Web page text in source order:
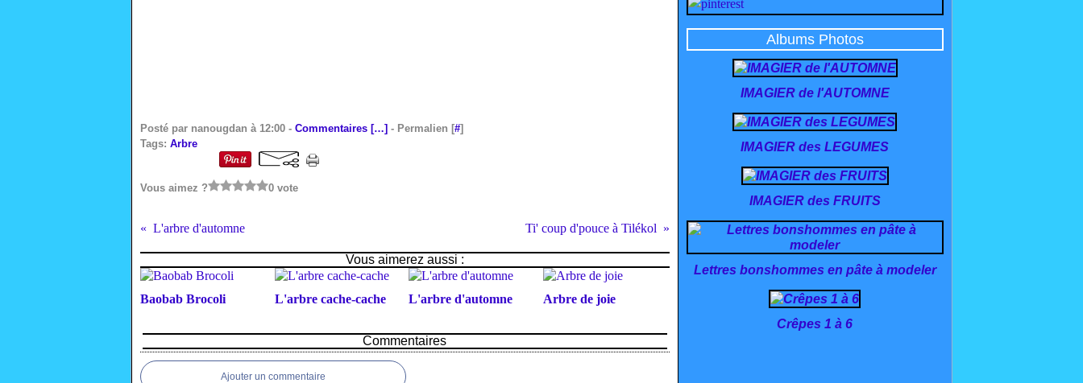
Posté par nanougdan à 12:00 - Commentaires […] - Permalien [#]
Tags: Arbre
Vous aimez ? 0 vote
L'arbre d'automne Ti' coup d'pouce à Tilékol
Vous aimerez aussi :
Baobab Brocoli L'arbre cache-cache L'arbre d'automne Arbre de joie
Commentaires
Ajouter un commentaire
Albums Photos
IMAGIER de l'AUTOMNE
IMAGIER des LEGUMES
IMAGIER des FRUITS
Lettres bonshommes en pâte à modeler
Crêpes 1 à 6